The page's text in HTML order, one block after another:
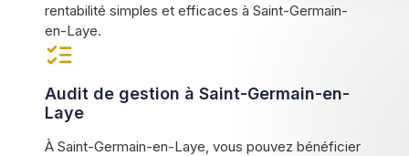
rentabilité simples et efficaces à Saint-Germain-
en-Laye.
Audit de gestion à Saint-Germain-en-
Laye
À Saint-Germain-en-Laye, vous pouvez bénéficier